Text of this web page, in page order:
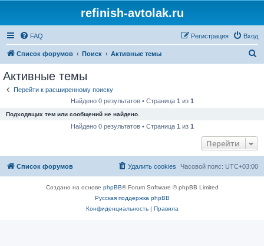
refinish-avtolak.ru
FAQ Вход
Регистрация
Список форумов Поиск Активные темы
Активные темы
Перейти к расширенному поиску
Найдено 0 результатов • Страница 1 из 1
Подходящих тем или сообщений не найдено.
Найдено 0 результатов • Страница 1 из 1
Перейти
Список форумов Часовой пояс: UTC+03:00
Удалить cookies
Создано на основе phpBB® Forum Software © phpBB Limited
Русская поддержка phpBB
Конфиденциальность| Правила